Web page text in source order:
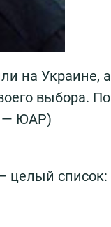
на Украине, а
выбора. По
— ЮАР)
целый список: